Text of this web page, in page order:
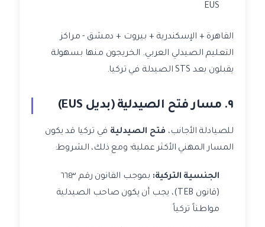
EUS
القاهرة + الإسكندرية + بيروت + دمشق - مراكز
التعليم الصيدلي العربي. الخريجون منها بسهولة
يقبلون بعد STS الصيدلة في تركيا.
٩. مسار فتح الصيدلية (بديل EUS)
للصيادلة الأجانب، فتح الصيدلية في تركيا قد يكون
المسار المهني الأكثر عملية؛ ومع ذلك، الشروط:
الجنسية التركية:
بموجب القانون رقم ٦٦٤٣
(قانون TEB)، يجب أن يكون صاحب الصيدلية
مواطناً تركياً